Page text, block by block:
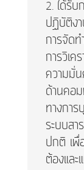
ได้รั
ปฏิบัติง
การจัด
การวิเค
ความมั่
ด้านคอ
ทางการ
ระบบส
ปกติ เพื่
ต้องและ